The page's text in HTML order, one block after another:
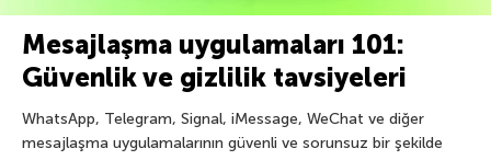
Mesajlaşma uygulamaları 101:
Güvenlik ve gizlilik tavsiyeleri
WhatsApp, Telegram, Signal, iMessage, WeChat ve diğer
mesajlaşma uygulamalarının güvenli ve sorunsuz bir şekilde